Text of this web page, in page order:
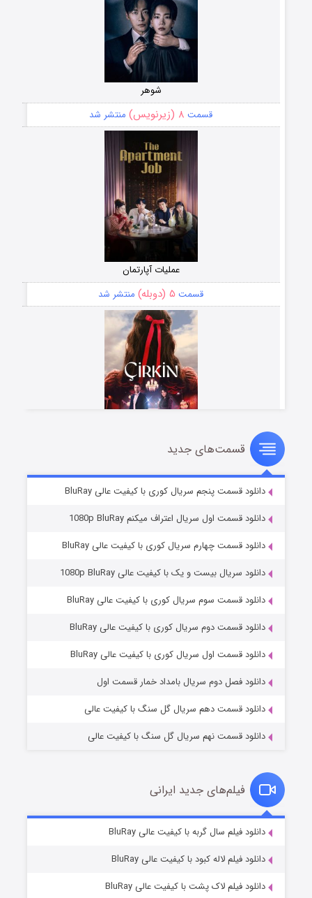
شوهر
قسمت ۸ (زیرنویس) منتشر شد
عملیات آپارتمان
قسمت ۵ (دوبله) منتشر شد
سریال زشت
قسمت۲ (زیرنویس) منتشر شد
مردگان متحرک: شهر مرده ۳
قسمت۲ (زیرنویس) منتشر شد
قسمت۷ (زیرنویس) منتشر شد
قسمت‌های جدید
دانلود قسمت پنجم سریال کوری با کیفیت عالی BluRay
دانلود قسمت اول سریال اعتراف میکنم 1080p BluRay
دانلود قسمت چهارم سریال کوری با کیفیت عالی BluRay
دانلود سریال بیست و یک با کیفیت عالی 1080p BluRay
دانلود قسمت سوم سریال کوری با کیفیت عالی BluRay
دانلود قسمت دوم سریال کوری با کیفیت عالی BluRay
دانلود قسمت اول سریال کوری با کیفیت عالی BluRay
دانلود فصل دوم سریال بامداد خمار قسمت اول
دانلود قسمت دهم سریال گل سنگ با کیفیت عالی
دانلود قسمت نهم سریال گل سنگ با کیفیت عالی
فیلم‌های جدید ایرانی
دانلود فیلم سال گربه با کیفیت عالی BluRay
دانلود فیلم لاله کبود با کیفیت عالی BluRay
دانلود فیلم لاک پشت با کیفیت عالی BluRay